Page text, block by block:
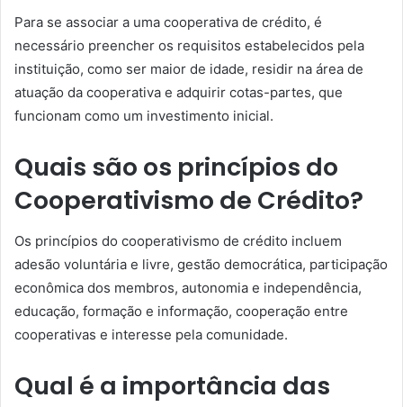
Para se associar a uma cooperativa de crédito, é
necessário preencher os requisitos estabelecidos pela
instituição, como ser maior de idade, residir na área de
atuação da cooperativa e adquirir cotas-partes, que
funcionam como um investimento inicial.
Quais são os princípios do
Cooperativismo de Crédito?
Os princípios do cooperativismo de crédito incluem
adesão voluntária e livre, gestão democrática, participação
econômica dos membros, autonomia e independência,
educação, formação e informação, cooperação entre
cooperativas e interesse pela comunidade.
Qual é a importância das